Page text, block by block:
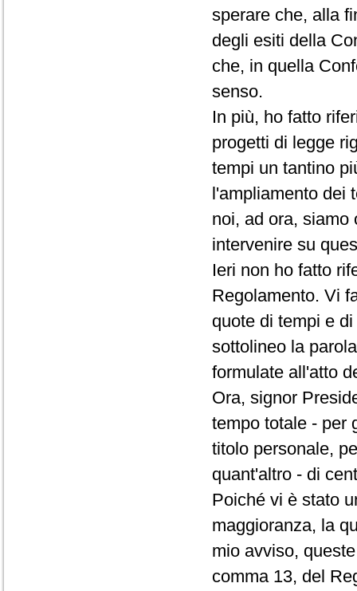
sperare che, alla
degli esiti della
che, in quella
senso.
In più, ho fatto
progetti di legge
tempi un tantino
l'ampliamento dei
noi, ad ora, siamo
intervenire su
Ieri non ho fatto
Regolamento. Vi
quote di tempi e
sottolineo la
formulate all'atto
Ora, signor
tempo totale - per
titolo personale,
quant'altro - di
Poiché vi è stato
maggioranza, la
mio avviso,
comma 13, del